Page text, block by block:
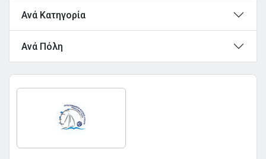
Ανά Κατηγορία
Ανά Πόλη